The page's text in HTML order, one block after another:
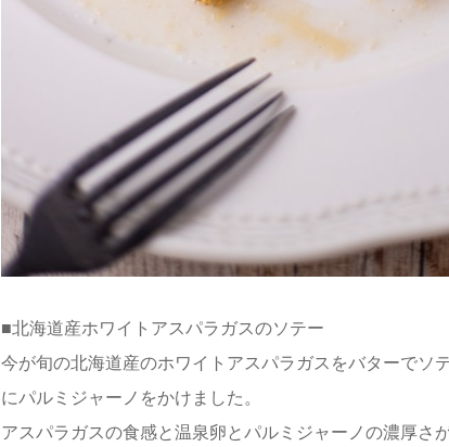
■北海道産ホワイトアスパラガスのソテー
今が旬の北海道産のホワイトアスパラガスをバターでソ
にパルミジャーノをかけました。
アスパラガスの食感と温泉卵とパルミジャーノの濃厚さ